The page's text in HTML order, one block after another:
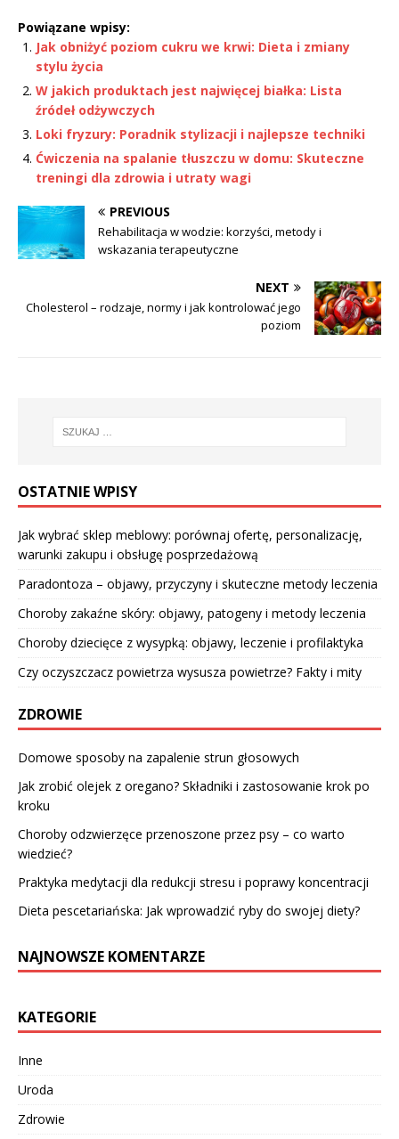
Powiązane wpisy:
Jak obniżyć poziom cukru we krwi: Dieta i zmiany
stylu życia
W jakich produktach jest najwięcej białka: Lista
źródeł odżywczych
Loki fryzury: Poradnik stylizacji i najlepsze techniki
Ćwiczenia na spalanie tłuszczu w domu: Skuteczne
treningi dla zdrowia i utraty wagi
PREVIOUS
Rehabilitacja w wodzie: korzyści, metody i
wskazania terapeutyczne
NEXT
Cholesterol – rodzaje, normy i jak kontrolować jego
poziom
OSTATNIE WPISY
Jak wybrać sklep meblowy: porównaj ofertę, personalizację,
warunki zakupu i obsługę posprzedażową
Paradontoza – objawy, przyczyny i skuteczne metody leczenia
Choroby zakaźne skóry: objawy, patogeny i metody leczenia
Choroby dziecięce z wysypką: objawy, leczenie i profilaktyka
Czy oczyszczacz powietrza wysusza powietrze? Fakty i mity
ZDROWIE
Domowe sposoby na zapalenie strun głosowych
Jak zrobić olejek z oregano? Składniki i zastosowanie krok po
kroku
Choroby odzwierzęce przenoszone przez psy – co warto
wiedzieć?
Praktyka medytacji dla redukcji stresu i poprawy koncentracji
Dieta pescetariańska: Jak wprowadzić ryby do swojej diety?
NAJNOWSZE KOMENTARZE
KATEGORIE
Inne
Uroda
Zdrowie